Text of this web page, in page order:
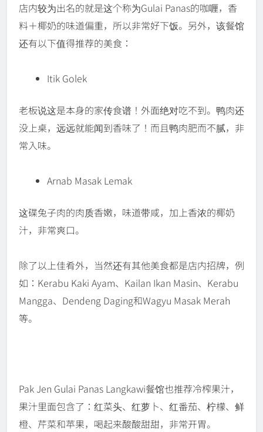
店内较为出名的就是这个称为Gulai Panas的咖喱，香
料＋椰奶的味道偏重，所以非常好下饭。另外，该餐馆
还有以下值得推荐的美食：
Itik Golek
老板说这是本身的家传食谱！外面绝对吃不到。鸭肉还
没上桌，远远就能闻到香味了！而且鸭肉肥而不腻，非
常入味。
Arnab Masak Lemak
这碟兔子肉的肉质香嫩，味道带咸，加上香浓的椰奶
汁，非常爽口。
除了以上佳肴外，当然还有其他美食都是店内招牌，例
如：Kerabu Kaki Ayam、Kailan Ikan Masin、Kerabu
Mangga、Dendeng Daging和Wagyu Masak Merah
等。
Pak Jen Gulai Panas Langkawi餐馆也推荐冷榨果汁，
果汁里面包含了：红菜头、红萝卜、红番茄、柠檬、鲜
橙、芹菜和苹果，喝起来酸酸甜甜，非常开胃。